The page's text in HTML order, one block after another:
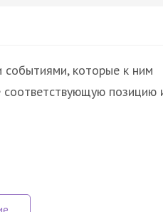
событиями, которые к ним
позицию